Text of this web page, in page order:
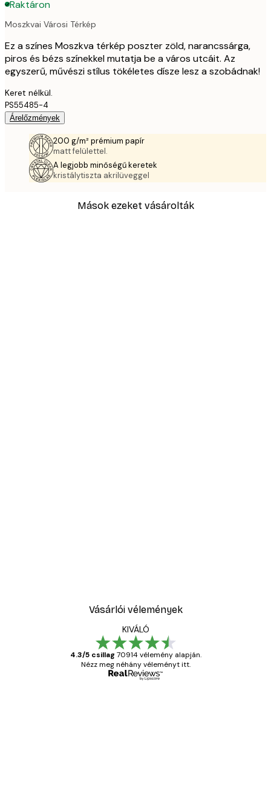
Raktáron
Moszkvai Városi Térkép
Ez a színes Moszkva térkép poszter zöld, narancssárga,
piros és bézs színekkel mutatja be a város utcáit. Az
egyszerű, művészi stílus tökéletes dísze lesz a szobádnak!
Keret nélkül.
PS55485-4
Árelőzmények
200 g/m² prémium papír
matt felülettel.
A legjobb minőségű keretek
kristálytiszta akrilüveggel
Mások ezeket vásárolták
Vásárlói vélemények
KIVÁLÓ
4.3/5 csillag 70914 vélemény alapján.
Nézz meg néhány véleményt itt.